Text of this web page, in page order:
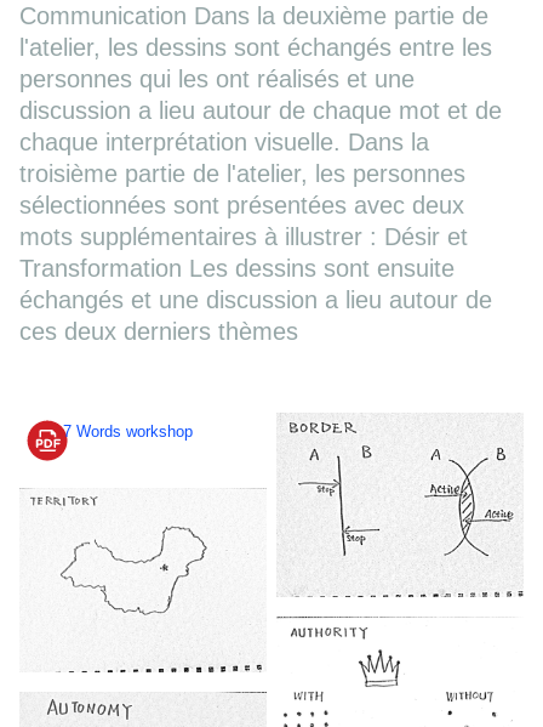
Communication Dans la deuxième partie de
l'atelier, les dessins sont échangés entre les
personnes qui les ont réalisés et une
discussion a lieu autour de chaque mot et de
chaque interprétation visuelle. Dans la
troisième partie de l'atelier, les personnes
sélectionnées sont présentées avec deux
mots supplémentaires à illustrer : Désir et
Transformation Les dessins sont ensuite
échangés et une discussion a lieu autour de
ces deux derniers thèmes
7 Words workshop